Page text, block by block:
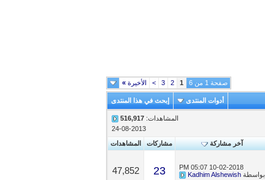
صفحة 1 من 6 1
2
3
> الأخيرة»
أدوات المنتدى إبحث في هذا المنتدى
المشاهدات:516,917
24-08-2013
آخر مشاركة مشاركات المشاهدات
10-02-2018
05:07 PM
بواسطةKadhim Alshewish
23
47,852